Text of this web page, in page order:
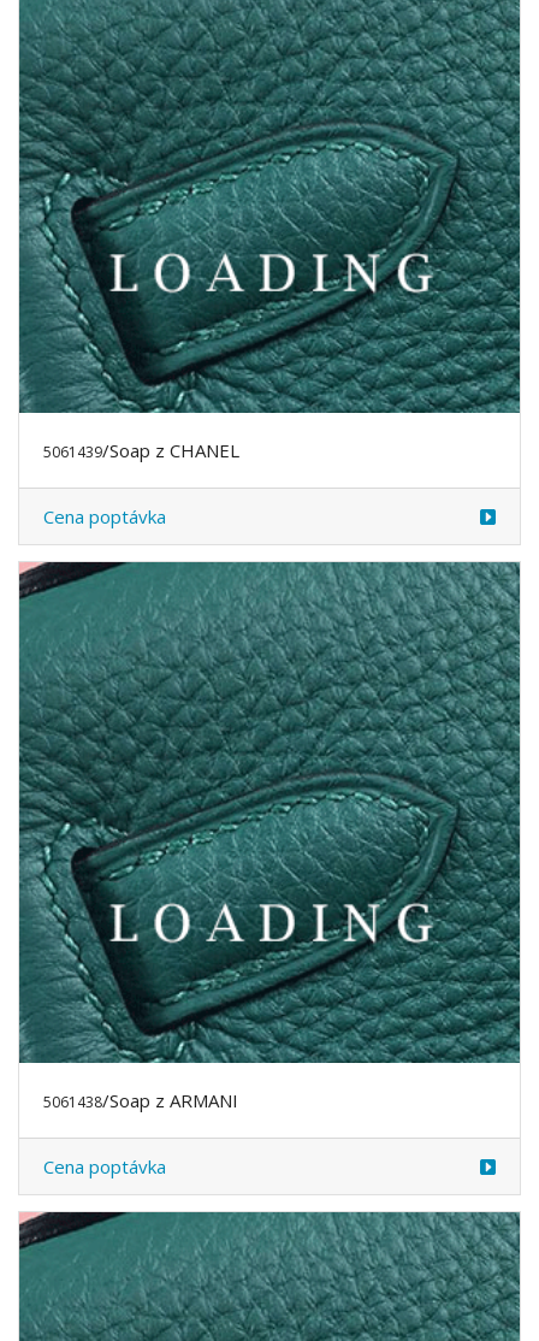
5061439/Soap z CHANEL
Cena poptávka
5061438/Soap z ARMANI
Cena poptávka